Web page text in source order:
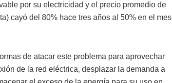
por su electricidad y el precio promedio de
cayó del 80% hace tres años al 50% en el mes
de atacar este problema para aprovechar
de la red eléctrica, desplazar la demanda a